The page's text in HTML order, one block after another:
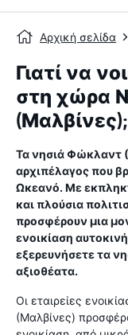
Αρχική σελίδα
Γιατί να
στη χώρα
(Μαλβίνες);
Τα νησιά Φώκλαντ
αρχιπέλαγος που
Ωκεανό. Με
και πλούσια
προσφέρουν μια
ενοικίαση
εξερευνήσετε τα
αξιοθέατα.
Οι εταιρείες
(Μαλβίνες)